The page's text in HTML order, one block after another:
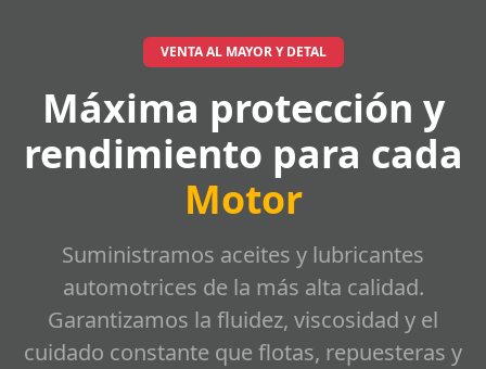
VENTA AL MAYOR Y DETAL
Máxima protección y
rendimiento para cada
Motor
Suministramos aceites y lubricantes
automotrices de la más alta calidad.
Garantizamos la fluidez, viscosidad y el
cuidado constante que flotas, repuesteras y